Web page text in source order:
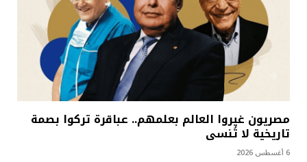
مصريون غيروا العالم بعلمهم.. عباقرة تركوا بصمة
تاريخية لا تُنسى
6 أغسطس 2026